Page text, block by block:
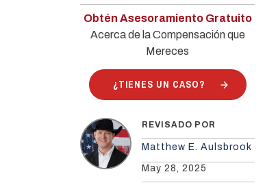
Obtén Asesoramiento Gratuito
Acerca de la Compensación que
Mereces
¿TIENES UN CASO?
REVISADO POR
Matthew E. Aulsbrook
May 28, 2025